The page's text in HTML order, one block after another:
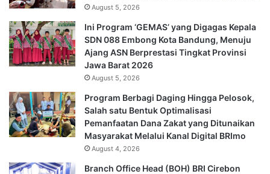
August 5, 2026
Ini Program ‘GEMAS’ yang Digagas Kepala
SDN 088 Embong Kota Bandung, Menuju
Ajang ASN Berprestasi Tingkat Provinsi
Jawa Barat 2026
August 5, 2026
Program Berbagi Daging Hingga Pelosok,
Salah satu Bentuk Optimalisasi
Pemanfaatan Dana Zakat yang Ditunaikan
Masyarakat Melalui Kanal Digital BRImo
August 4, 2026
Branch Office Head (BOH) BRI Cirebon